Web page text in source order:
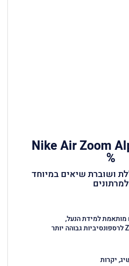
Nike Air Zoom
%
ושוברת שיאים במיוחד
למרתונים
מותאמת למידת הנעל,
יקרות